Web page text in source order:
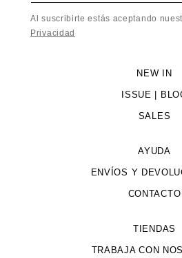
Al suscribirte estás aceptando
Privacidad
NEW IN
ISSUE |
SALES
AYUDA
ENVÍOS Y
CONTACTO
TIENDAS
TRABAJA CON